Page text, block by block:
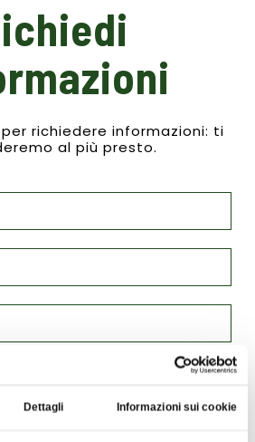
Dettagli Informazioni sui cookie
richiedere informazioni: ti
al più presto.